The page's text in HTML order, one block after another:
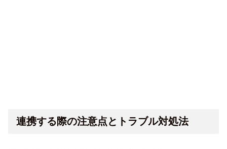
連携する際の注意点とトラブル対処法